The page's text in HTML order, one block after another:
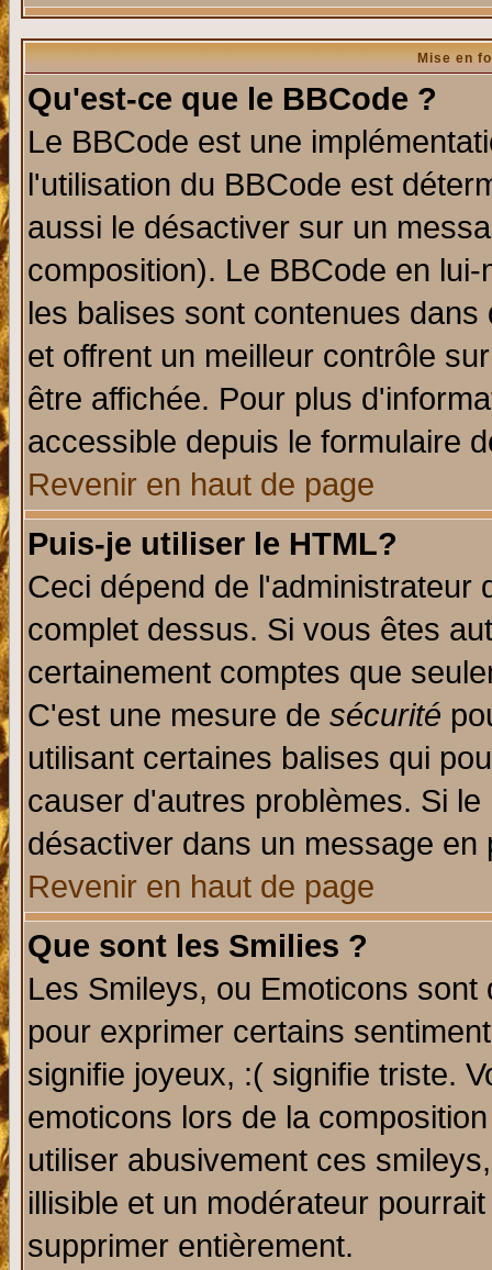
Mise en
Qu'est-ce que le BBCode ?
Le BBCode est une
l'utilisation du BBCode est
aussi le désactiver sur un
composition). Le BBCode en
les balises sont contenues
et offrent un meilleur contrôle
être affichée. Pour plus
accessible depuis le formulaire
Revenir en haut de page
Puis-je utiliser le HTML?
Ceci dépend de l'administrateur
complet dessus. Si vous êtes
certainement comptes que
C'est une mesure de sécurité
utilisant certaines balises qui
causer d'autres problèmes. Si
désactiver dans un message
Revenir en haut de page
Que sont les Smilies ?
Les Smileys, ou Emoticons
pour exprimer certains
signifie joyeux, :( signifie triste.
emoticons lors de la
utiliser abusivement ces
illisible et un modérateur
supprimer entièrement.